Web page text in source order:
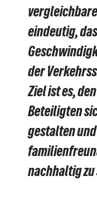
eindeutig,
der
Ziel ist es,
Beteiligten
gestalten
nachhaltig